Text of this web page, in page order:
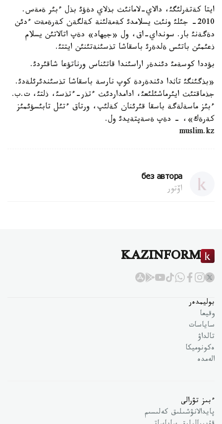
ايتا كةتةرلئگئ، دالاي-لامانئث بذلاي دةؤئ بذل ءبئر ةمةس.
2010- جئلئ ونئث يسلامدئ كةمةلئنة كةلگةن كةرةمةت ءدئن
دةگةنئ بار. سونداي-اق، ول «جيهاد» دةپ اتالاتئن يسلام
ذعئمئن باتئس ةلدةرئ باسقاشا تذسئنةتئنئن ايتتئ.
بؤددا كوسةمئ دئندةر اراسئندا قاتئناس ورناتؤعا شاقئردئ.
«بذگئنگئ تاثدا دئندةردة كوپ نارسة باسقاشا تذسئندئرئلةدئ.
جذماقتئث ايئرماشئلئعئ، ادامداردئث ءتذر-ءتذسئ، ذلتئ، ت.ب.
ءبئز ماسةلةگة باسقا قئرئنان كةلئپ، ورتاق ءتئل تابئسؤئمئز
كةرةك»، - دةپ ةسةپتةيدئ ول.
muslim.kz
без автора
اۆتور
KAZINFORM
بوليمدەر
وقيعا
ساياسات
تالداۋ
ەكونوميكا
الەمدە
ءبىز تۋرالى
پايدالانۋشىلىق كەلىسىم